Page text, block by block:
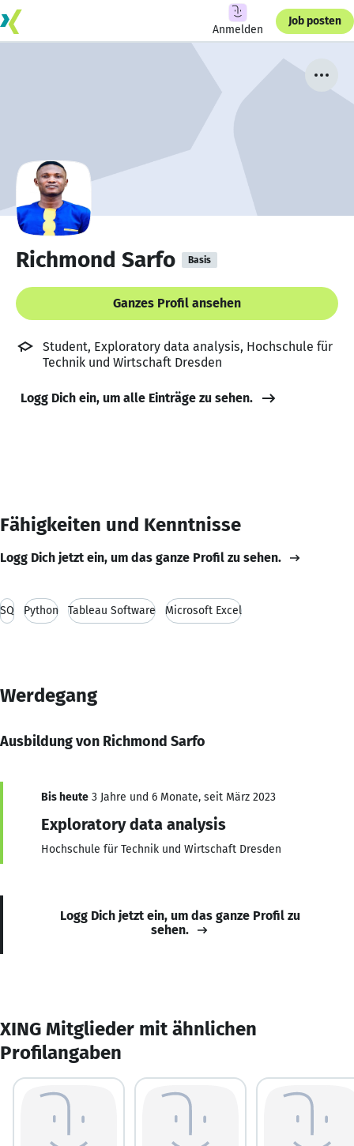
Anmelden
Job posten
Richmond Sarfo Basis
Ganzes Profil ansehen
Student, Exploratory data analysis, Hochschule für
Technik und Wirtschaft Dresden
Logg Dich ein, um alle Einträge zu sehen.
Fähigkeiten und Kenntnisse
Logg Dich jetzt ein, um das ganze Profil zu sehen.
SQ Python Tableau Software Microsoft Excel
Werdegang
Ausbildung von Richmond Sarfo
Bis heute 3 Jahre und 6 Monate, seit März 2023
Exploratory data analysis
Hochschule für Technik und Wirtschaft Dresden
Logg Dich jetzt ein, um das ganze Profil zu
sehen.
XING Mitglieder mit ähnlichen
Profilangaben